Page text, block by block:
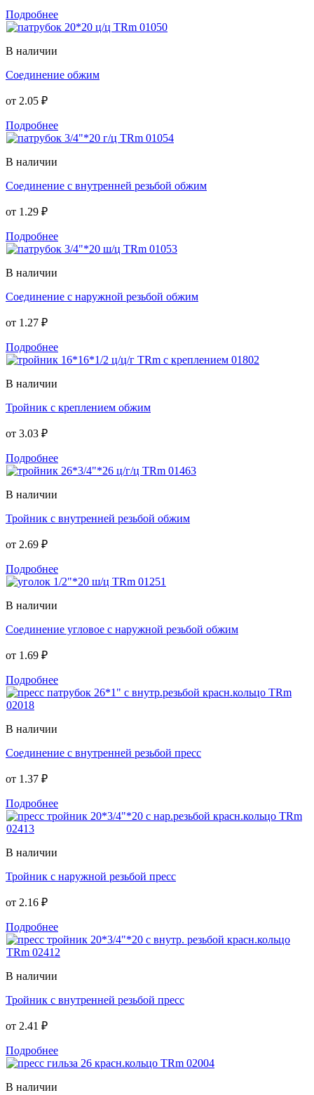
Подробнее
В наличии
Соединение обжим
от 2.05 ₽
Подробнее
В наличии
Соединение с внутренней резьбой обжим
от 1.29 ₽
Подробнее
В наличии
Соединение с наружной резьбой обжим
от 1.27 ₽
Подробнее
В наличии
Тройник с креплением обжим
от 3.03 ₽
Подробнее
В наличии
Тройник с внутренней резьбой обжим
от 2.69 ₽
Подробнее
В наличии
Соединение угловое с наружной резьбой обжим
от 1.69 ₽
Подробнее
В наличии
Соединение с внутренней резьбой пресс
от 1.37 ₽
Подробнее
В наличии
Тройник с наружной резьбой пресс
от 2.16 ₽
Подробнее
В наличии
Тройник с внутренней резьбой пресс
от 2.41 ₽
Подробнее
В наличии